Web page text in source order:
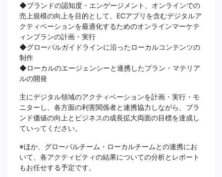
◆ブランドの認知度・エンゲージメント、オンラインでの
売上規模の向上を目的として、ECアプリを含むデジタルア
クティベーションを最適化するためのオンラインマーケテ
ィンプランの計画・実行
◆グローバルガイドラインに沿ったローカルコンテンツの
制作
◆ローカルのエージェンシーと連携したプラン・マテリア
ルの開発
主にデジタル領域のアクティベーションを計画・実行・モ
ニターし、各方面の利害関係者と連携協力しながら、ブラ
ンド価値の向上とビジネスの成長拡大両面の目標を達成し
ていってください。
※ほか、グローバルチーム・ローカルチームとの連携にお
いて、各アクティビティの結果についての分析とレポート
もお任せする予定です。